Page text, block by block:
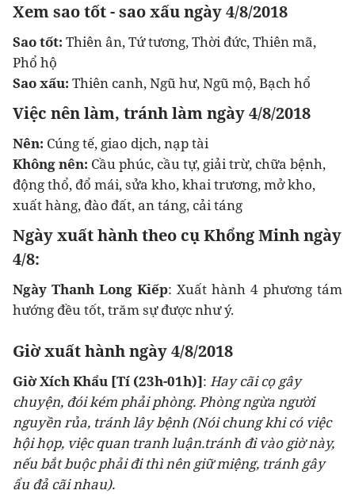
Xem sao tốt - sao xấu ngày 4/8/2018
Sao tốt: Thiên ân, Tứ tương, Thời đức, Thiên mã,
Phổ hộ
Sao xấu: Thiên canh, Ngũ hư, Ngũ mộ, Bạch hổ
Việc nên làm, tránh làm ngày 4/8/2018
Nên: Cúng tế, giao dịch, nạp tài
Không nên: Cầu phúc, cầu tự, giải trừ, chữa bệnh,
động thổ, đổ mái, sửa kho, khai trương, mở kho,
xuất hàng, đào đất, an táng, cải táng
Ngày xuất hành theo cụ Khổng Minh ngày
4/8:
Ngày Thanh Long Kiếp: Xuất hành 4 phương tám
hướng đều tốt, trăm sự được như ý.
Giờ xuất hành ngày 4/8/2018
Giờ Xích Khẩu [Tí (23h-01h)]: Hay cãi cọ gây
chuyện, đói kém phải phòng. Phòng ngừa người
nguyền rủa, tránh lây bệnh (Nói chung khi có việc
hội họp, việc quan tranh luận.tránh đi vào giờ này,
nếu bắt buộc phải đi thì nên giữ miệng, tránh gây
ẩu đả cãi nhau).